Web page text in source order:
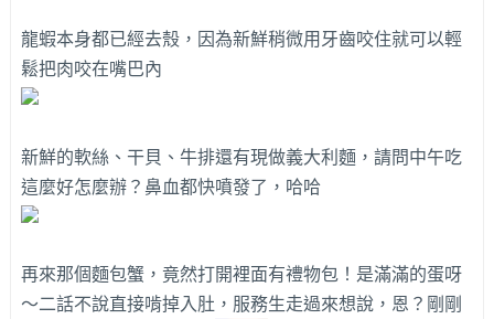
龍蝦本身都已經去殼，因為新鮮稍微用牙齒咬住就可以輕
鬆把肉咬在嘴巴內
新鮮的軟絲、干貝、牛排還有現做義大利麵，請問中午吃
這麼好怎麼辦？鼻血都快噴發了，哈哈
再來那個麵包蟹，竟然打開裡面有禮物包！是滿滿的蛋呀
～二話不說直接啃掉入肚，服務生走過來想說，恩？剛剛